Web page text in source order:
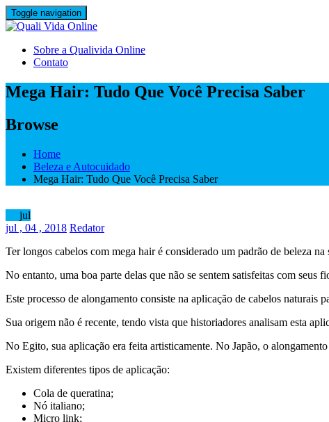
Skip
to
Toggle navigation
Sobre a Qualivida Online
Contato
Mega Hair: Tudo Que Você Precisa Saber
Browse
Home
Beleza e Autocuidado
Mega Hair: Tudo Que Você Precisa Saber
jul
jul , 04 , 2018 Redator
Ter longos cabelos com mega hair é considerado um padrão de beleza
No entanto, uma boa parte delas que não se sentem satisfeitas com
Este processo de alongamento consiste na aplicação de cabelos
Sua origem não é recente, tendo vista que historiadores analisam esta
No Egito, sua aplicação era feita artisticamente. No Japão, o
Existem diferentes tipos de aplicação:
Cola de queratina;
Nó italiano;
Micro link;